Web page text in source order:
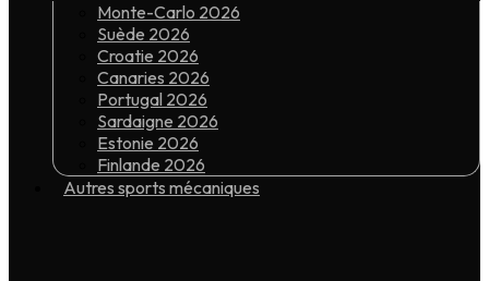
Monte-Carlo 2026
Suède 2026
Croatie 2026
Canaries 2026
Portugal 2026
Sardaigne 2026
Estonie 2026
Finlande 2026
Autres sports mécaniques